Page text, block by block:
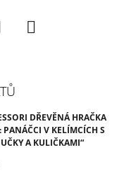
DŘEVĚNÁ HRAČKA
PANÁČCI V KELÍMCÍCH S
A KULIČKAMI“